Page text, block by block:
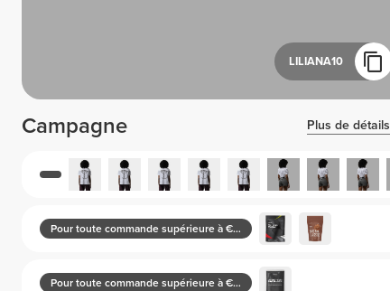
LILIANA10
Campagne Plus de détails
Pour toute commande supérieure à €30
Pour toute commande supérieure à €50